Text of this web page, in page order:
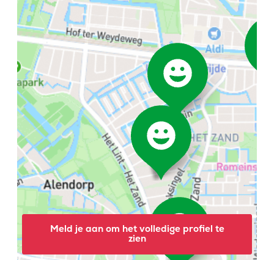
Meld je aan om het volledige profiel te
zien